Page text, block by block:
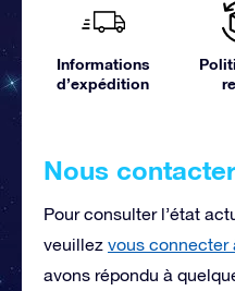
Informations
d’expédition
Nous contacter
Pour consulter l’état
veuillez vous connecter
avons répondu à